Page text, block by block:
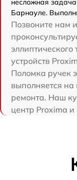
несложная
Барнауле.
Позвоните нам
устройств
Поломка ручек
выполняется на
ремонта. Наш
центр Proxima и